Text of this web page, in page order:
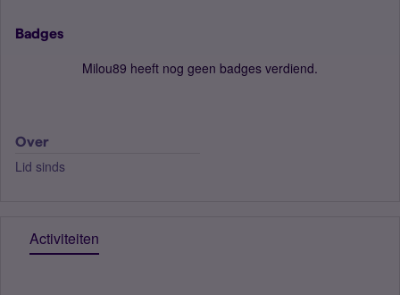
Badges
Milou89 heeft nog geen badges verdiend.
Over
Lid sinds
Activiteiten